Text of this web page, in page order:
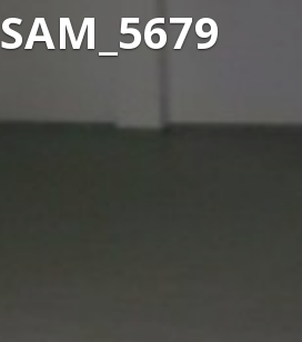
SAM_5679